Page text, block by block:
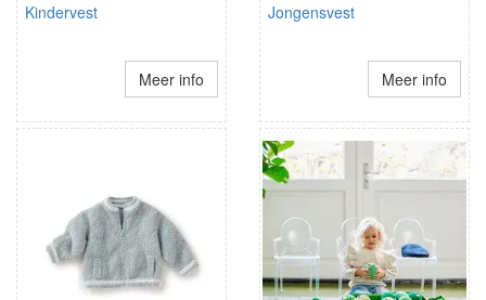
Kindervest
Meer info
Jongensvest
Meer info